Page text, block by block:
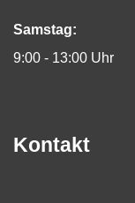
Samstag:
9:00 - 13:00 Uhr
Kontakt